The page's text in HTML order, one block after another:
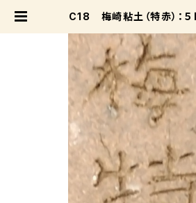
C18 梅崎粘土（特赤）：５